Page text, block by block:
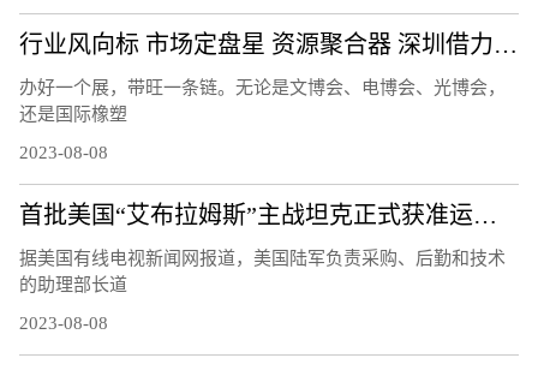
行业风向标 市场定盘星 资源聚合器 深圳借力会展打造产业发展活力场
办好一个展，带旺一条链。无论是文博会、电博会、光博会，
还是国际橡塑
2023-08-08
首批美国“艾布拉姆斯”主战坦克正式获准运往乌克兰
据美国有线电视新闻网报道，美国陆军负责采购、后勤和技术
的助理部长道
2023-08-08